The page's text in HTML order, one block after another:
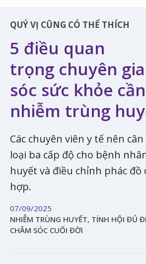
QUÝ VỊ CŨNG CÓ THỂ THÍCH
5 điều quan
trọng chuyên
sóc sức khỏe
nhiễm trùng
Các chuyên viên y tế nên
loại ba cấp độ cho bệnh
huyết và điều chỉnh phác đồ
hợp.
07/09/2025
NHIỄM TRÙNG HUYẾT, TÍNH HỘI ĐỦ
CHĂM SÓC CUỐI ĐỜI